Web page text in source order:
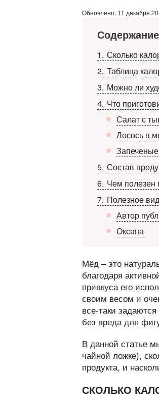
Обновлено: 11 декабря
Содержание
1 Сколько
2 Таблица
3 Можно ли
4 Что
Салат с
Лосось в
5 Состав
6 Чем полезен
7 Полезное
Автор
Оксана
Мёд – это
благодаря
привкуса его
своим весом и
все-таки
без вреда для
В данной статье
чайной ложке),
продукта, и
СКОЛЬКО